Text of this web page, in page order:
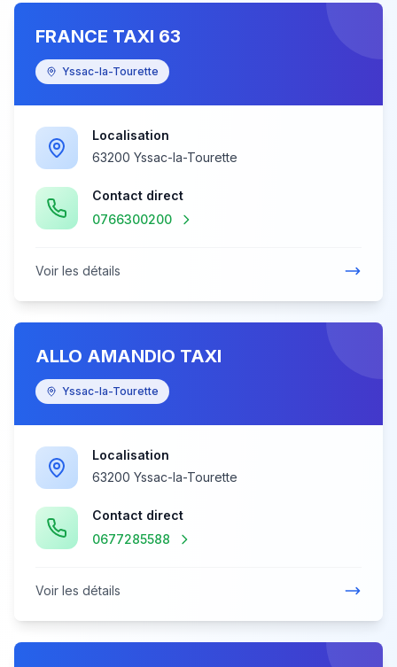
FRANCE TAXI 63
Yssac-la-Tourette
Localisation
63200 Yssac-la-Tourette
Contact direct
0766300200
Voir les détails
ALLO AMANDIO TAXI
Yssac-la-Tourette
Localisation
63200 Yssac-la-Tourette
Contact direct
0677285588
Voir les détails